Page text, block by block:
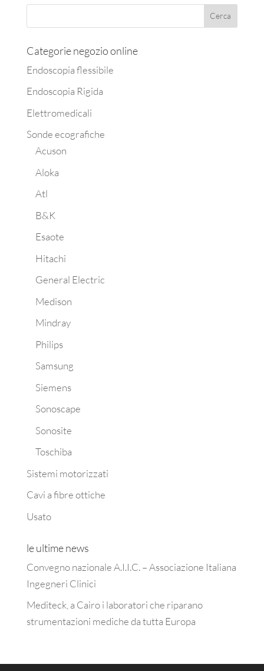
Categorie negozio online
Endoscopia flessibile
Endoscopia Rigida
Elettromedicali
Sonde ecografiche
Acuson
Aloka
Atl
B&K
Esaote
Hitachi
General Electric
Medison
Mindray
Philips
Samsung
Siemens
Sonoscape
Sonosite
Toschiba
Sistemi motorizzati
Cavi a fibre ottiche
Usato
le ultime news
Convegno nazionale A.I.I.C. – Associazione Italiana
Ingegneri Clinici
Mediteck, a Cairo i laboratori che riparano
strumentazioni mediche da tutta Europa